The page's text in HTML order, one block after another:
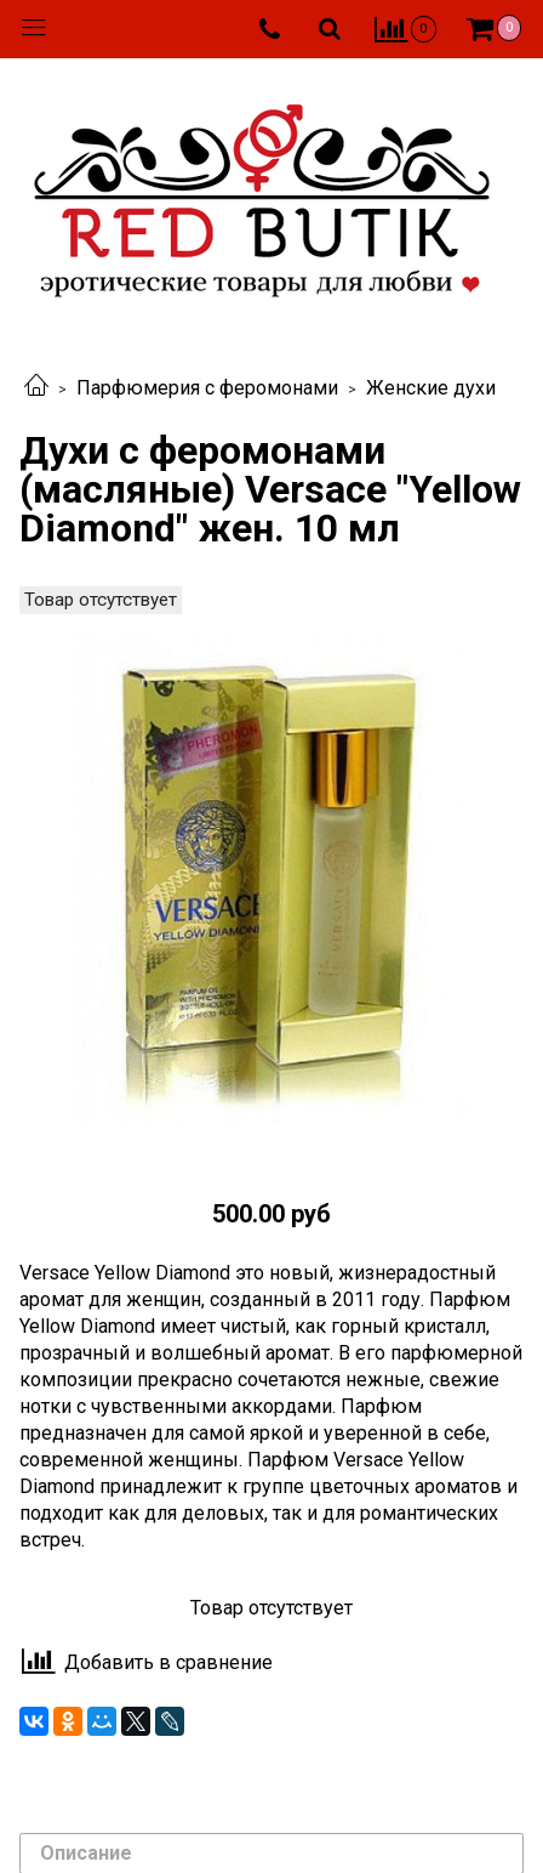
0 0
Парфюмерия с феромонами Женские духи
Духи с феромонами
(масляные) Versace "Yellow
Diamond" жен. 10 мл
Товар отсутствует
500.00 руб
Versace Yellow Diamond это новый, жизнерадостный
аромат для женщин, созданный в 2011 году. Парфюм
Yellow Diamond имеет чистый, как горный кристалл,
прозрачный и волшебный аромат. В его парфюмерной
композиции прекрасно сочетаются нежные, свежие
нотки с чувственными аккордами. Парфюм
предназначен для самой яркой и уверенной в себе,
современной женщины. Парфюм Versace Yellow
Diamond принадлежит к группе цветочных ароматов и
подходит как для деловых, так и для романтических
встреч.
Товар отсутствует
Добавить в сравнение
Описание